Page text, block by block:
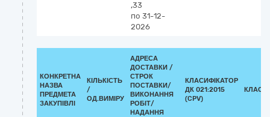
,33
по 31-12-
2026
КОНКРЕТНА
НАЗВА
ПРЕДМЕТА
ЗАКУПІВЛІ
КІЛЬКІСТЬ
/
ОД.ВИМІРУ
АДРЕСА
ДОСТАВКИ /
СТРОК
ПОСТАВКИ/
ВИКОНАННЯ
РОБІТ/
НАДАННЯ
КЛАСИФІКАТОР
ДК 021:2015
(CPV)